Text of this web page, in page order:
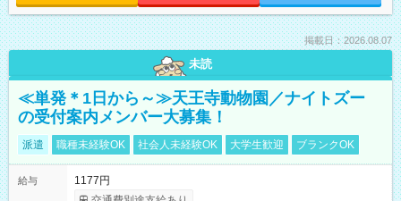
掲載日：2026.08.07
未読
≪単発＊1日から～≫天王寺動物園／ナイトズー
の受付案内メンバー大募集！
派遣 職種未経験OK 社会人未経験OK 大学生歓迎 ブランクOK
給与
1177円